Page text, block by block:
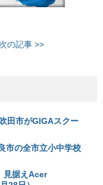
次の記事 >>
田市がGIGAスクー
市の全市立小中学校
見据えAcer